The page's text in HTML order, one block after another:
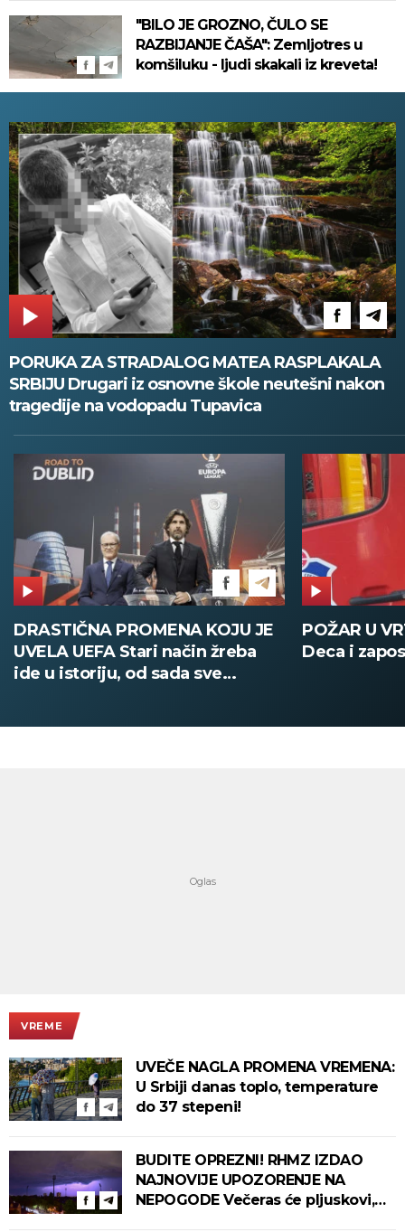
"BILO JE GROZNO, ČULO SE
RAZBIJANJE ČAŠA": Zemljotres u
komšiluku - ljudi skakali iz kreveta!
PORUKA ZA STRADALOG MATEA RASPLAKALA
SRBIJU Drugari iz osnovne škole neutešni nakon
tragedije na vodopadu Tupavica
DRASTIČNA PROMENA KOJU JE
UVELA UEFA Stari način žreba
ide u istoriju, od sada sve
POŽAR U
Deca i
VREME
UVEČE NAGLA PROMENA VREMENA:
U Srbiji danas toplo, temperature
do 37 stepeni!
BUDITE OPREZNI! RHMZ IZDAO
NAJNOVIJE UPOZORENJE NA
NEPOGODE Večeras će pljuskovi,